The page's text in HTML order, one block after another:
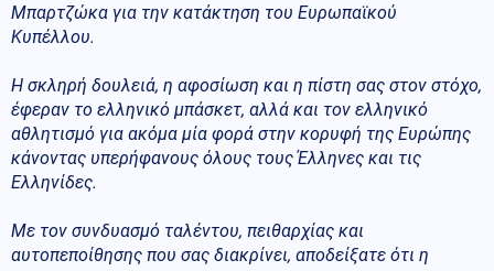
Μπαρτζώκα για την κατάκτηση του Ευρωπαϊκού
Κυπέλλου.
Η σκληρή δουλειά, η αφοσίωση και η πίστη σας στον στόχο,
έφεραν το ελληνικό μπάσκετ, αλλά και τον ελληνικό
αθλητισμό για ακόμα μία φορά στην κορυφή της Ευρώπης
κάνοντας υπερήφανους όλους τους Έλληνες και τις
Ελληνίδες.
Με τον συνδυασμό ταλέντου, πειθαρχίας και
αυτοπεποίθησης που σας διακρίνει, αποδείξατε ότι η